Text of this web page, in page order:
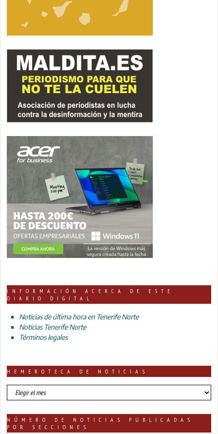
INFORMACIÓN ACERCA DE ESTE
DIARIO DIGITAL
Noticias de última hora en Tenerife Norte
Noticias Tenerife Norte
Términos legales
HEMEROTECA DE NOTICIAS
HEMEROTECA
DE
NÚMERO DE NOTICIAS PUBLICADAS
POR SECCIONES